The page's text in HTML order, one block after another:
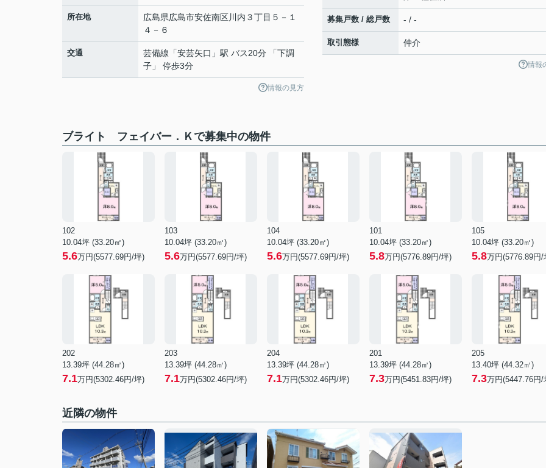
所在地 広島県広島市安佐南区川内 ３丁目５－１
４－６
交通 芸備線 「安芸矢口 」駅 バス20分 「下調
子」 停歩3分
情報の見方
募集戸数 / 総戸数 - / -
取引態様 仲介
情報
ブライト フェイバー．Ｋで募集中の物件
102
10.04坪 (33.20㎡)
5.6万円(5577.69円/坪)
103
10.04坪 (33.20㎡)
5.6万円(5577.69円/坪)
104
10.04坪 (33.20㎡)
5.6万円(5577.69円/坪)
101
10.04坪 (33.20㎡)
5.8万円(5776.89円/坪)
105
10.04坪 (33.20㎡)
5.8万円(5776.89円/
202
13.39坪 (44.28㎡)
7.1万円(5302.46円/坪)
203
13.39坪 (44.28㎡)
7.1万円(5302.46円/坪)
204
13.39坪 (44.28㎡)
7.1万円(5302.46円/坪)
201
13.39坪 (44.28㎡)
7.3万円(5451.83円/坪)
205
13.40坪 (44.32㎡)
7.3万円(5447.76円/
近隣の物件